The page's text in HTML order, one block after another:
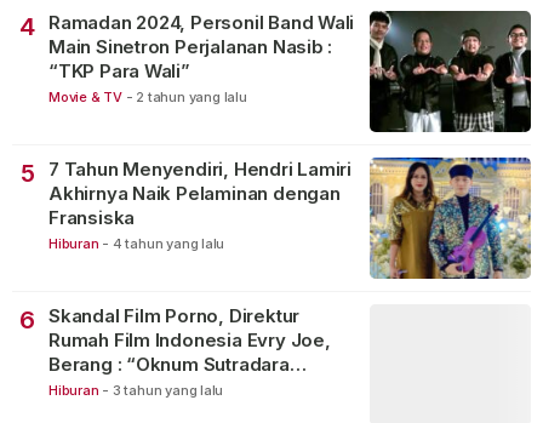
4
Ramadan 2024, Personil Band Wali
Main Sinetron Perjalanan Nasib :
“TKP Para Wali”
Movie & TV - 2 tahun yang lalu
5
7 Tahun Menyendiri, Hendri Lamiri
Akhirnya Naik Pelaminan dengan
Fransiska
Hiburan - 4 tahun yang lalu
6
Skandal Film Porno, Direktur
Rumah Film Indonesia Evry Joe,
Berang : “Oknum Sutradara
Merusak Perfilman Indonesia”!
Hiburan - 3 tahun yang lalu